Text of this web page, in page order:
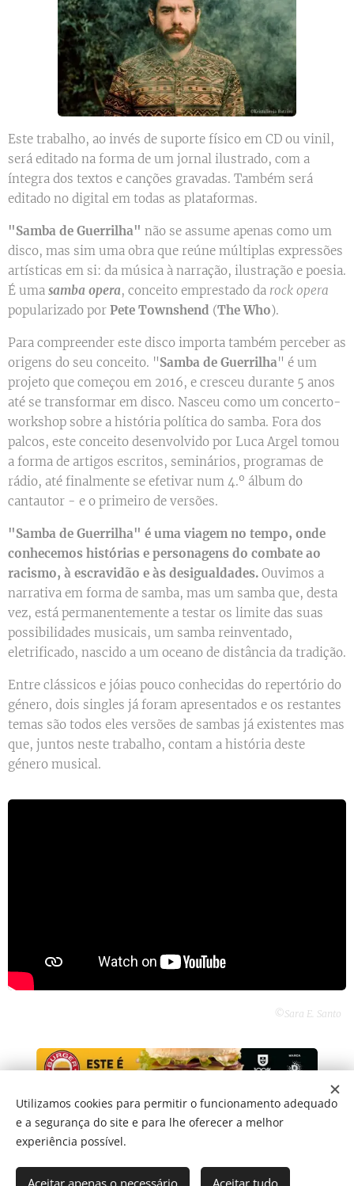
Este trabalho, ao invés de suporte físico em CD ou vinil,
será editado na forma de um jornal ilustrado, com a
íntegra dos textos e canções gravadas. Também será
editado no digital em todas as plataformas.
"Samba de Guerrilha" não se assume apenas como um
disco, mas sim uma obra que reúne múltiplas expressões
artísticas em si: da música à narração, ilustração e poesia.
É uma samba opera, conceito emprestado da rock opera
popularizado por Pete Townshend (The Who).
Para compreender este disco importa também perceber as
origens do seu conceito. "Samba de Guerrilha" é um
projeto que começou em 2016, e cresceu durante 5 anos
até se transformar em disco. Nasceu como um concerto-
workshop sobre a história política do samba. Fora dos
palcos, este conceito desenvolvido por Luca Argel tomou
a forma de artigos escritos, seminários, programas de
rádio, até finalmente se efetivar num 4.º álbum do
cantautor - e o primeiro de versões.
"Samba de Guerrilha" é uma viagem no tempo, onde
conhecemos histórias e personagens do combate ao
racismo, à escravidão e às desigualdades. Ouvimos a
narrativa em forma de samba, mas um samba que, desta
vez, está permanentemente a testar os limite das suas
possibilidades musicais, um samba reinventado,
eletrificado, nascido a um oceano de distância da tradição.
Entre clássicos e jóias pouco conhecidas do repertório do
género, dois singles já foram apresentados e os restantes
temas são todos eles versões de sambas já existentes mas
que, juntos neste trabalho, contam a história deste
género musical.
©Sara E. Santo
Share
Utilizamos cookies para permitir o funcionamento adequado
e a segurança do site e para lhe oferecer a melhor
experiência possível.
Aceitar apenas o necessário Aceitar tudo